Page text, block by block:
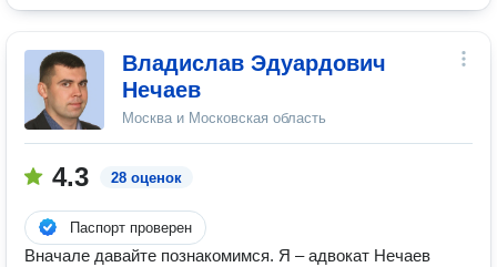
Владислав Эдуардович
Нечаев
Москва и Московская область
4.3 28 оценок
Паспорт проверен
Вначале давайте познакомимся. Я – адвокат Нечаев